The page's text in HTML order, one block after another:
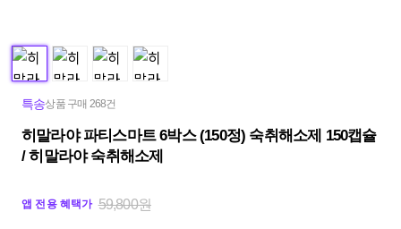
특송상품 구매 268건
히말라야 파티스마트 6박스 (150정) 숙취해소제 150캡슐
/ 히말라야 숙취해소제
앱 전용 혜택가 59,800원